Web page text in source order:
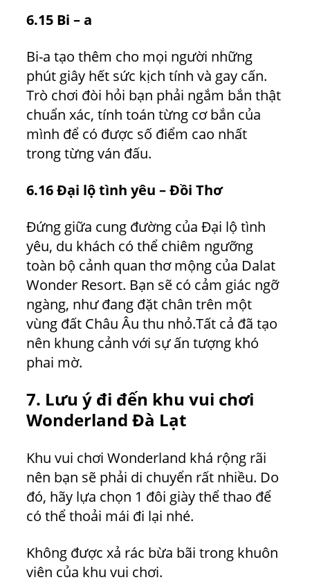
6.15 Bi – a
Bi-a tạo thêm cho mọi người những
phút giây hết sức kịch tính và gay cấn.
Trò chơi đòi hỏi bạn phải ngắm bắn thật
chuẩn xác, tính toán từng cơ bắn của
mình để có được số điểm cao nhất
trong từng ván đấu.
6.16 Đại lộ tình yêu – Đồi Thơ
Đứng giữa cung đường của Đại lộ tình
yêu, du khách có thể chiêm ngưỡng
toàn bộ cảnh quan thơ mộng của Dalat
Wonder Resort. Bạn sẽ có cảm giác ngỡ
ngàng, như đang đặt chân trên một
vùng đất Châu Âu thu nhỏ.Tất cả đã tạo
nên khung cảnh với sự ấn tượng khó
phai mờ.
7. Lưu ý đi đến khu vui chơi
Wonderland Đà Lạt
Khu vui chơi Wonderland khá rộng rãi
nên bạn sẽ phải di chuyển rất nhiều. Do
đó, hãy lựa chọn 1 đôi giày thể thao để
có thể thoải mái đi lại nhé.
Không được xả rác bừa bãi trong khuôn
viên của khu vui chơi.